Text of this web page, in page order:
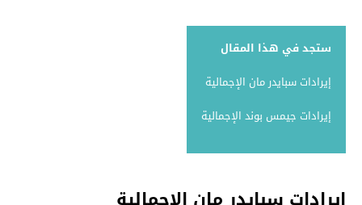
ستجد في هذا المقال
إيرادات سبايدر مان الإجمالية
إيرادات جيمس بوند الإجمالية